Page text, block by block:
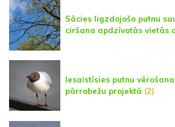
Sācies ligzdojošo putnu
ciršana apdzīvotās vietās
Iesaistīsies putnu
pārrobežu projektā (2)